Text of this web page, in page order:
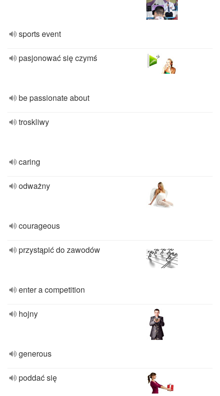
sports event
pasjonować się czymś
be passionate about
troskliwy
caring
odważny
courageous
przystąpić do zawodów
enter a competition
hojny
generous
poddać się